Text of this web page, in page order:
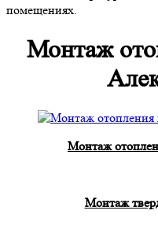
помещениях.
Монтаж
Монтаж
Монтаж